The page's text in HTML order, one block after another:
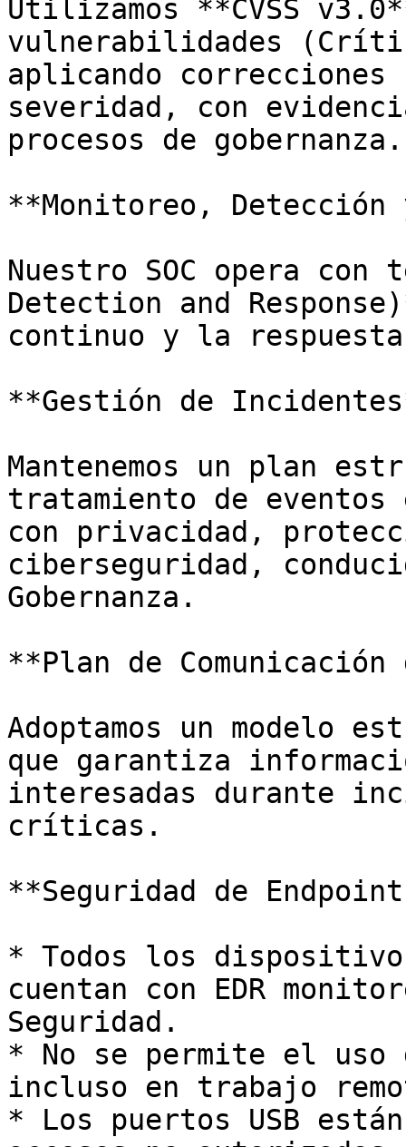
Utilizamos **CVSS
vulnerabilidades
aplicando
severidad, con
procesos de gobernanza.
**Monitoreo, Detección
Nuestro SOC opera con
Detection and
continuo y la
**Gestión de
Mantenemos un plan
tratamiento de
con privacidad,
ciberseguridad,
Gobernanza.
**Plan de
Adoptamos un modelo
que garantiza
interesadas durante
críticas.
**Seguridad de
* Todos los
cuentan con EDR
Seguridad.
* No se permite el uso
incluso en trabajo
* Los puertos USB